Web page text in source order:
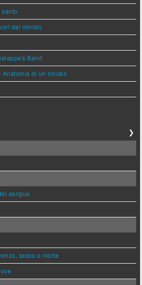
dal mondo
Band
Anatomia di un Incubo
❯
sangue
sesso e morte